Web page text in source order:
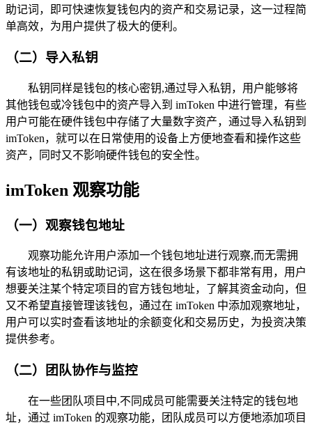
助记词，即可快速恢复钱包内的资产和交易记录，这一过程简
单高效，为用户提供了极大的便利。
（二）导入私钥
私钥同样是钱包的核心密钥,通过导入私钥，用户能够将
其他钱包或冷钱包中的资产导入到 imToken 中进行管理，有些
用户可能在硬件钱包中存储了大量数字资产，通过导入私钥到
imToken，就可以在日常使用的设备上方便地查看和操作这些
资产，同时又不影响硬件钱包的安全性。
imToken 观察功能
（一）观察钱包地址
观察功能允许用户添加一个钱包地址进行观察,而无需拥
有该地址的私钥或助记词，这在很多场景下都非常有用，用户
想要关注某个特定项目的官方钱包地址，了解其资金动向，但
又不希望直接管理该钱包，通过在 imToken 中添加观察地址，
用户可以实时查看该地址的余额变化和交易历史，为投资决策
提供参考。
（二）团队协作与监控
在一些团队项目中,不同成员可能需要关注特定的钱包地
址，通过 imToken 的观察功能，团队成员可以方便地添加项目